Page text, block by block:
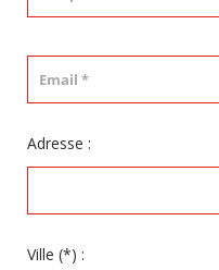
Adresse :
Ville (*) :